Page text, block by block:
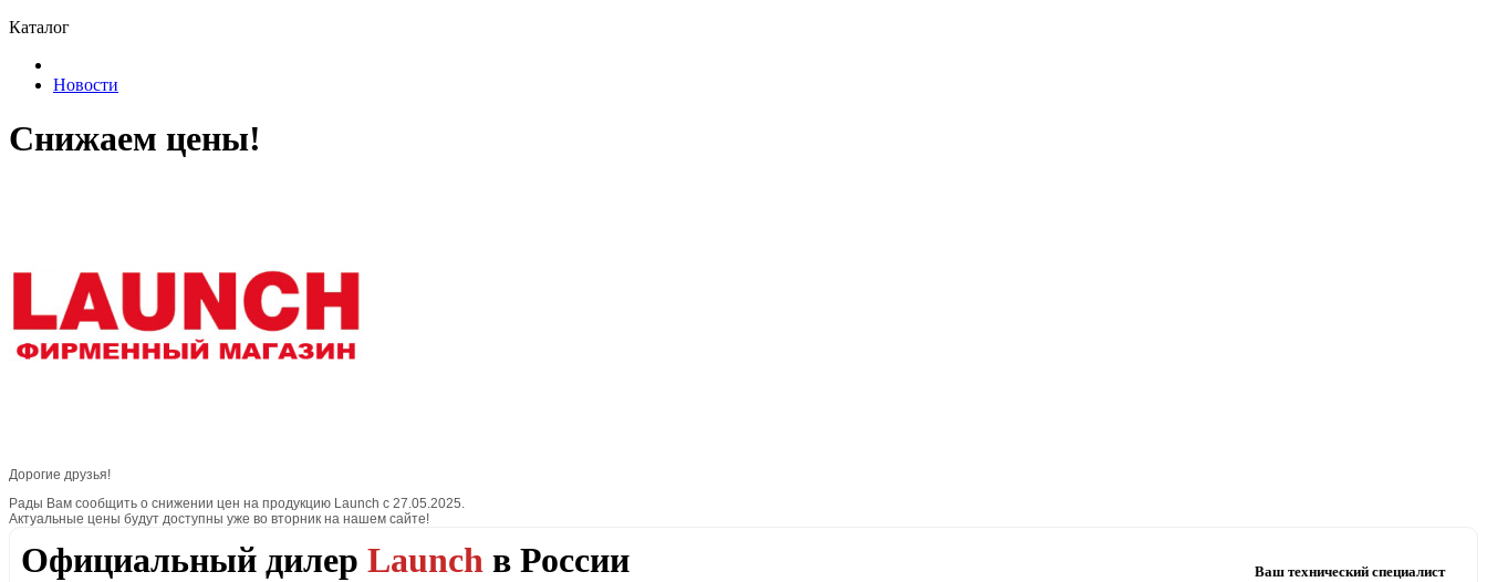
Каталог
Новости
Снижаем цены!
Дорогие друзья!
Рады Вам сообщить о снижении цен на продукцию Launch с 27.05.2025.
Актуальные цены будут доступны уже во вторник на нашем сайте!
Официальный дилер Launch в России Ваш технический специалист